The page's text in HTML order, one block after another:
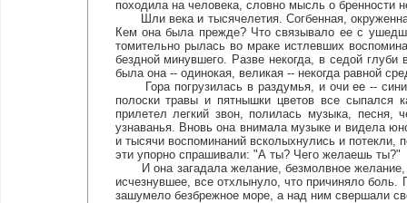
походила на человека, словно мысль о бренности
Шли века и тысячелетия. Согбенная,
Кем она была прежде? Что связывало ее с
томительно рылась во мраке истлевших
бездной минувшего. Разве некогда, в седой
была она -- одинокая, великая -- некогда равной
Гора погрузилась в раздумья, и очи ее --
полоски травы и пятнышки цветов все
прилетел легкий звон, полилась музыка, песня,
узнаванья. Вновь она внимала музыке и видела
и тысячи воспоминаний всколыхнулись и потекли,
эти упорно спрашивали: "А ты? Чего желаешь ты?"
И она загадала желание, безмолвное желание,
исчезнувшее, все отхлынуло, что причиняло
зашумело безбрежное море, а над ним свершали